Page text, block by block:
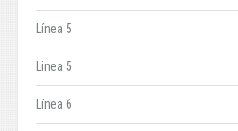
Línea 5
Linea 5
Línea 6